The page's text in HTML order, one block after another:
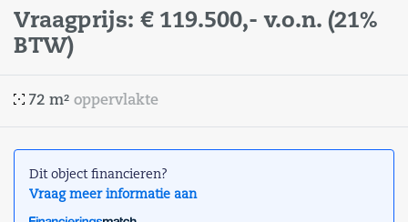
Vraagprijs: € 119.500,-v.o.n. (21%
BTW)
72 m² oppervlakte
Dit object financieren?
Vraag meer informatie aan